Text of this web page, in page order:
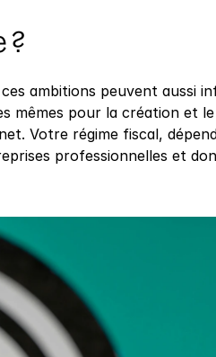
?
ambitions peuvent aussi
mêmes pour la création et
Votre régime fiscal,
professionnelles et